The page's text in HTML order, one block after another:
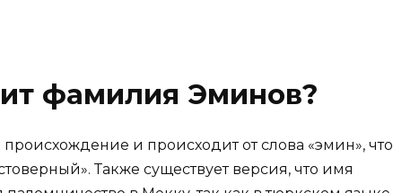
фамилия Эминов?
и происходит от слова «эмин», что
Также существует версия, что имя